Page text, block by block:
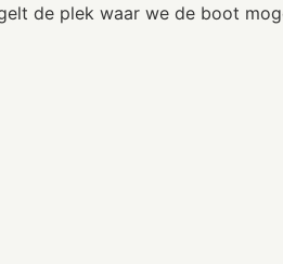
de plek waar we de boot